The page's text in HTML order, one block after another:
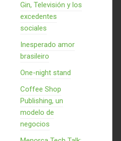
Gin, Televisión y los
excedentes
sociales
Inesperado amor
brasileiro
One-night stand
Coffee Shop
Publishing, un
modelo de
negocios